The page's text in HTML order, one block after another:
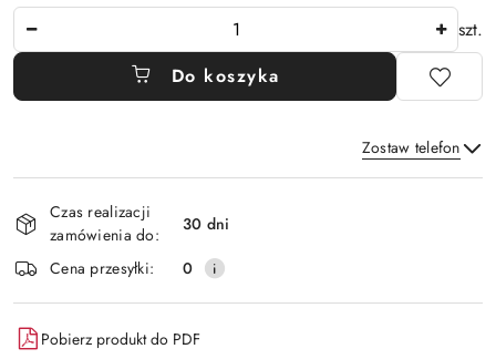
szt.
Do koszyka
Zostaw telefon
i
dostawa
Czas realizacji
zamówienia do:
30 dni
Cena przesyłki:
0
Pobierz produkt do PDF